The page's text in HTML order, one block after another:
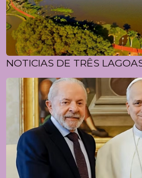
NOTICIAS DE TRÊS